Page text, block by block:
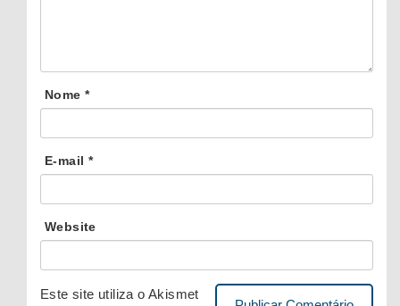
Nome *
E-mail *
Website
Este site utiliza o Akismet